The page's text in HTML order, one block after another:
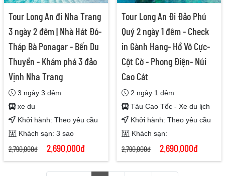
Tour Long An đi Nha Trang
3 ngày 2 đêm | Nhà Hát Đó-
Tháp Bà Ponagar - Bến Du
Thuyền - Khám phá 3 đảo
Vịnh Nha Trang
3 ngày 3 đêm
xe du
Khởi hành: Theo yêu cầu
Khách sạn: 3 sao
2.790.000đ 2.690.000đ
Tour Long An Đi Đảo Phú
Quý 2 ngày 1 đêm - Check
in Gành Hang- Hồ Vô Cực-
Cột Cờ - Phong Điện- Núi
Cao Cát
2 ngày 1 đêm
Tàu Cao Tốc - Xe du lịch
Khởi hành: Theo yêu cầu
Khách sạn:
2.790.000đ 2.690.000đ